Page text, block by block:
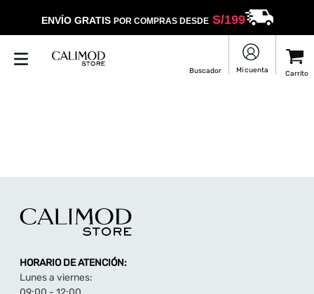
ENVÍO GRATIS POR COMPRAS DESDES/199
HORARIO DE ATENCIÓN:
Lunes a viernes: